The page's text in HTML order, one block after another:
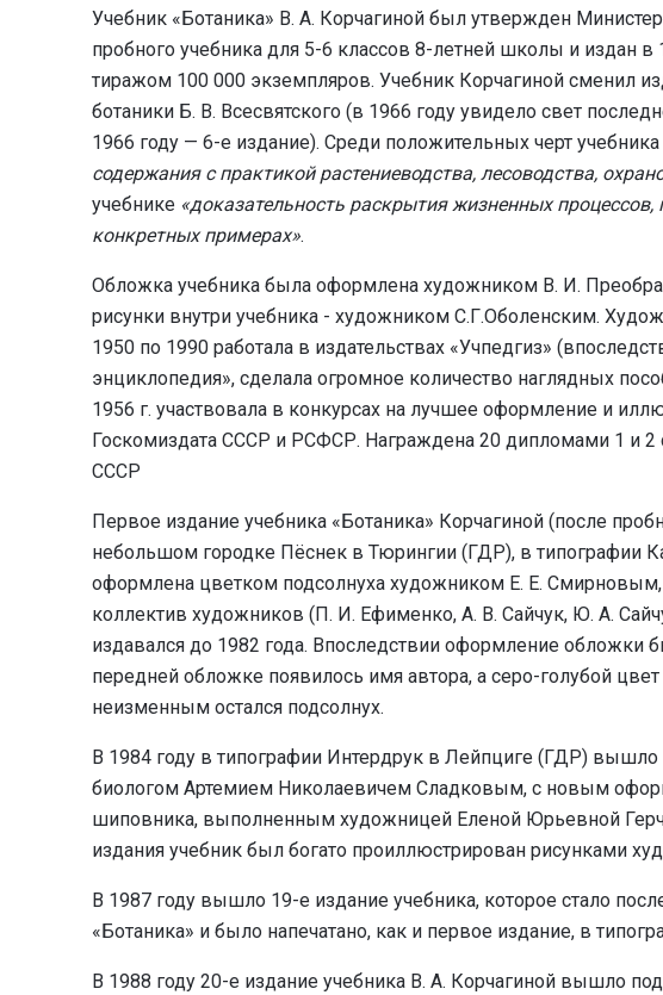
Учебник «Ботаника» В. А. Корчагиной был утвержден
пробного учебника для 5-6 классов 8-летней школы и издан в
тиражом 100 000 экземпляров. Учебник Корчагиной сменил
ботаники Б. В. Всесвятского (в 1966 году увидело свет
1966 году — 6-е издание). Среди положительных черт
содержания с практикой растениеводства, лесоводства,
учебнике «доказательность раскрытия жизненных
конкретных примерах».
Обложка учебника была оформлена художником В. И.
рисунки внутри учебника - художником С.Г.Оболенским.
1950 по 1990 работала в издательствах «Учпедгиз»
энциклопедия», сделала огромное количество наглядных
1956 г. участвовала в конкурсах на лучшее оформление и
Госкомиздата СССР и РСФСР. Награждена 20 дипломами 1 и
СССР
Первое издание учебника «Ботаника» Корчагиной (после
небольшом городке Пёснек в Тюрингии (ГДР), в типографии
оформлена цветком подсолнуха художником Е. Е. Смирновым,
коллектив художников (П. И. Ефименко, А. В. Сайчук, Ю. А.
издавался до 1982 года. Впоследствии оформление обложки
передней обложке появилось имя автора, а серо-голубой
неизменным остался подсолнух.
В 1984 году в типографии Интердрук в Лейпциге (ГДР) вышло
биологом Артемием Николаевичем Сладковым, с новым
шиповника, выполненным художницей Еленой Юрьевной
издания учебник был богато проиллюстрирован рисунками
В 1987 году вышло 19-е издание учебника, которое стало
«Ботаника» и было напечатано, как и первое издание, в
В 1988 году 20-е издание учебника В. А. Корчагиной вышло